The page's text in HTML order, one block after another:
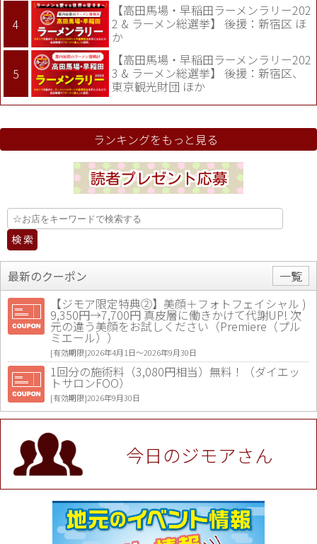
【高田馬場・早稲田ラーメンラリー202
2 & ラーメン総選挙】 後援：新宿区 ほ
か
【高田馬場・早稲田ラーメンラリー202
3 & ラーメン総選挙】 後援：新宿区、
東京観光財団 ほか
ランキングをもっと見る
最新のクーポン
一覧
【ジモア限定特典②】美顔＋フォトフェイシャル )
9,350円→7,700円 真皮層に働きかけて代謝UP! 次
元の違う美顔をお試しください（Premiere（プル
ミエール））
[有効期限]2026年4月1日〜2026年9月30日
1回分の施術料（3,080円相当）無料！（ダイエッ
トサロンFOO）
[有効期限]2026年9月30日
値段提示後「ジモア見た」で更に買い取り金額 U
P！※チケットと新品商品は除く（大黒屋 高田馬場
駅前店）
[有効期限]2026年9月30日
★ジモア限定特典★ お会計より全品5％OFF（ナチ
ュラル＆ハンドメイドショップ［マキマキ］）
[有効期限]2026年9月30日まで
【ジモア限定①】初回割引 特価 VIO脱毛11,000円
⇒8,800円（メンズ専門ワックス脱毛サロン Mickle
今日のジモアさん